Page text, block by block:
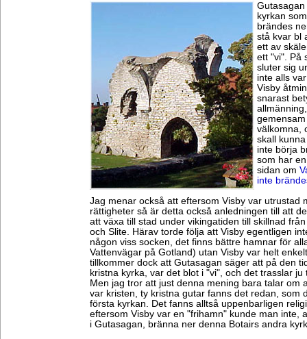
kyrkan
brändes
stå kvar bl
ett av
ett "vi". På
sluter sig
inte alls
Visby
snarast
välkomna,
skall
inte börja
som har
sidan om
inte
Jag menar också att eftersom Visby var utrustad
rättigheter så är detta också anledningen till att
att växa till stad under vikingatiden till skillnad
och Slite. Härav torde följa att Visby egentligen
någon viss socken, det finns bättre hamnar för
Vattenvägar på Gotland) utan Visby var helt
tillkommer dock att Gutasagan säger att på den
kristna kyrka, var det blot i "vi", och det trasslar ju
Men jag tror att just denna mening bara talar om
var kristen, ty kristna gutar fanns det redan, som
första kyrkan. Det fanns alltså uppenbarligen
eftersom Visby var en "frihamn" kunde man inte,
i Gutasagan, bränna ner denna Botairs andra